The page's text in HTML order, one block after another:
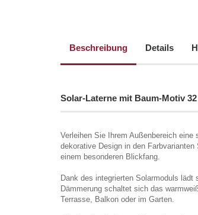
Beschreibung Details
Solar-Laterne mit Baum-Motiv
Verleihen Sie Ihrem Außenbereich
dekorative Design in den
einem besonderen Blickfang.
Dank des integrierten Solarmoduls
Dämmerung schaltet sich das
Terrasse, Balkon oder im Garten.